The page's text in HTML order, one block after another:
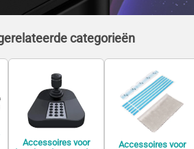
categorieën
Accessoires voor
Accessoires voor